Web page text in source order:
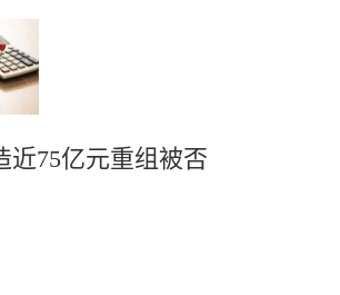
近75亿元重组被否